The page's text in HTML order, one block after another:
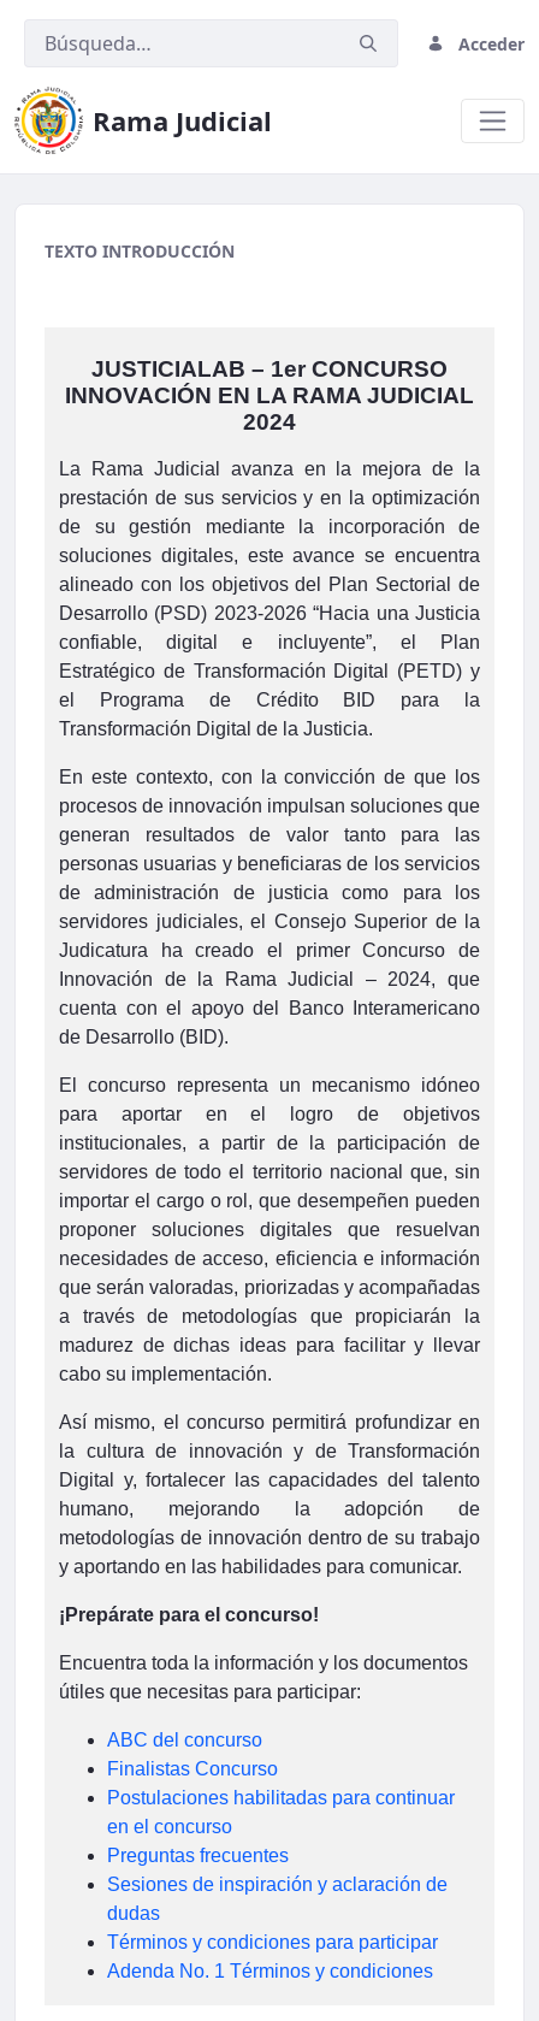
Acceder
Rama Judicial
Banner principal
TEXTO INTRODUCCIÓN
JUSTICIALAB – 1er CONCURSO
INNOVACIÓN EN LA RAMA JUDICIAL
2024
La Rama Judicial avanza en la mejora de la
prestación de sus servicios y en la optimización
de su gestión mediante la incorporación de
soluciones digitales, este avance se encuentra
alineado con los objetivos del Plan Sectorial de
Desarrollo (PSD) 2023-2026 “Hacia una Justicia
confiable, digital e incluyente”, el Plan
Estratégico de Transformación Digital (PETD) y
el Programa de Crédito BID para la
Transformación Digital de la Justicia.
En este contexto, con la convicción de que los
procesos de innovación impulsan soluciones que
generan resultados de valor tanto para las
personas usuarias y beneficiaras de los servicios
de administración de justicia como para los
servidores judiciales, el Consejo Superior de la
Judicatura ha creado el primer Concurso de
Innovación de la Rama Judicial – 2024, que
cuenta con el apoyo del Banco Interamericano
de Desarrollo (BID).
El concurso representa un mecanismo idóneo
para aportar en el logro de objetivos
institucionales, a partir de la participación de
servidores de todo el territorio nacional que, sin
importar el cargo o rol, que desempeñen pueden
proponer soluciones digitales que resuelvan
necesidades de acceso, eficiencia e información
que serán valoradas, priorizadas y acompañadas
a través de metodologías que propiciarán la
madurez de dichas ideas para facilitar y llevar
cabo su implementación.
Así mismo, el concurso permitirá profundizar en
la cultura de innovación y de Transformación
Digital y, fortalecer las capacidades del talento
humano, mejorando la adopción de
metodologías de innovación dentro de su trabajo
y aportando en las habilidades para comunicar.
¡Prepárate para el concurso!
Encuentra toda la información y los documentos
útiles que necesitas para participar:
ABC del concurso
Finalistas Concurso
Postulaciones habilitadas para continuar
en el concurso
Preguntas frecuentes
Sesiones de inspiración y aclaración de
dudas
Términos y condiciones para participar
Adenda No. 1 Términos y condiciones